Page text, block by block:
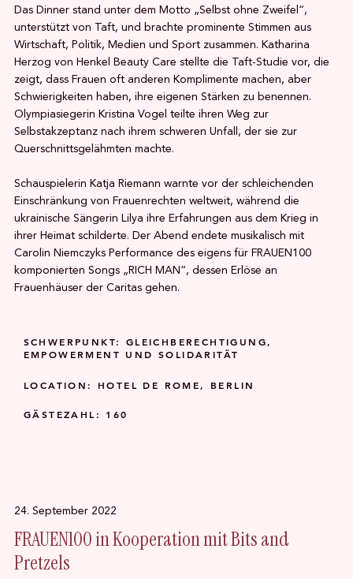
Das Dinner stand unter dem Motto „Selbst ohne Zweifel“,
unterstützt von Taft, und brachte prominente Stimmen aus
Wirtschaft, Politik, Medien und Sport zusammen. Katharina
Herzog von Henkel Beauty Care stellte die Taft-Studie vor, die
zeigt, dass Frauen oft anderen Komplimente machen, aber
Schwierigkeiten haben, ihre eigenen Stärken zu benennen.
Olympiasiegerin Kristina Vogel teilte ihren Weg zur
Selbstakzeptanz nach ihrem schweren Unfall, der sie zur
Querschnittsgelähmten machte.
Schauspielerin Katja Riemann warnte vor der schleichenden
Einschränkung von Frauenrechten weltweit, während die
ukrainische Sängerin Lilya ihre Erfahrungen aus dem Krieg in
ihrer Heimat schilderte. Der Abend endete musikalisch mit
Carolin Niemczyks Performance des eigens für FRAUEN100
komponierten Songs „RICH MAN“, dessen Erlöse an
Frauenhäuser der Caritas gehen.
SCHWERPUNKT: GLEICHBERECHTIGUNG,
EMPOWERMENT UND SOLIDARITÄT
LOCATION: HOTEL DE ROME, BERLIN
GÄSTEZAHL: 160
24. September 2022
FRAUEN100 in Kooperation mit Bits and
Pretzels